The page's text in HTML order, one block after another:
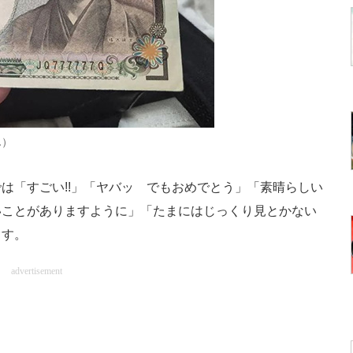
「すごい!!」「ヤバッ でもおめでとう」「素晴らしい
とがありますように」「たまにはじっくり見とかない
。
advertisement